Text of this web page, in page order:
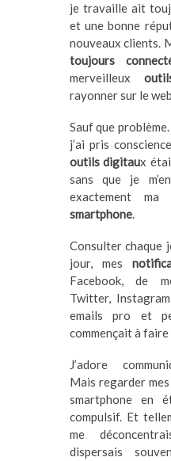
je travaille ait
et une bonne
nouveaux clients.
toujours
merveilleux
rayonner sur le
Sauf que
j’ai pris
outils digitaux
sans que je
exactement
smartphone.
Consulter chaque
jour, mes
Facebook, de
Twitter,
emails pro et
commençait à faire
J’adore
Mais regarder
smartphone en
compulsif. Et
me
dispersais